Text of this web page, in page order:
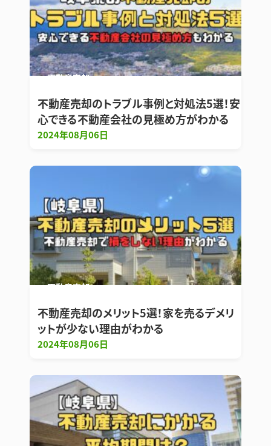
不動産売却
不動産売却のトラブル事例と対処法5選！安
心できる不動産会社の見極め方がわかる
2024年08月06日
不動産売却
不動産売却のメリット5選！家を売るデメリ
ットが少ない理由がわかる
2024年08月06日